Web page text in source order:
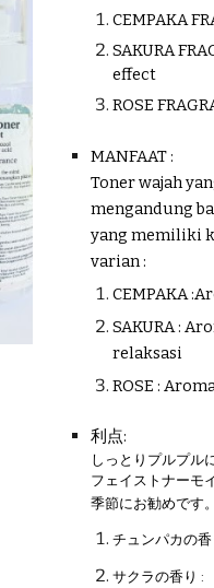
CEMPAKA
SAKURA
effect
ROSE
MANFAAT :
Toner wajah
mengandung
yang memiliki
varian :
CEMPAKA
SAKURA :
relaksasi
ROSE :
利点:
しっとりプルプル
フェイストナーモ
季節にお勧めです。
チュンパカの
サクラの香り :